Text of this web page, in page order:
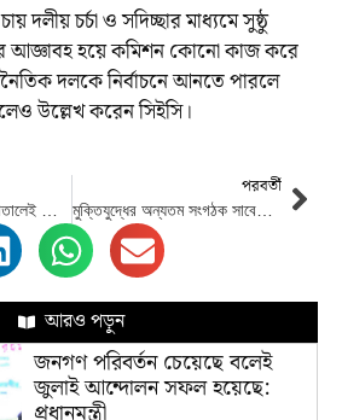
দলীয় চর্চা ও সদিচ্ছার মাধ্যমে সুষ্ঠু
আজ্ঞাবহ হয়ে কমিশন কোনো কাজ করে
দলকে নির্বাচনে আনতে পারলে
উল্লেখ করেন সিইসি।
সরকারি চিকিৎসকরা হাসপাতালেই ভিজিট নিয়ে রোগী দেখবেন
পরবর্তী
মুক্তিযুদ্ধের অন্যতম সংগঠক সাবেক সংসদ সদস্য নূরে আলম সিদ্দিকী আর নেই
আরও পড়ুন
জনগণ পরিবর্তন চেয়েছে বলেই
জুলাই আন্দোলন সফল হয়েছে: